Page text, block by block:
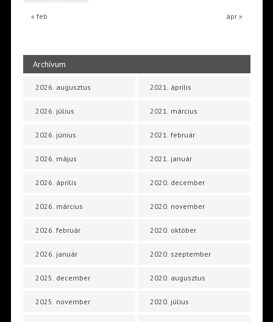
« feb ápr »
Archívum
2026. augusztus
2026. július
2026. június
2026. május
2026. április
2026. március
2026. február
2026. január
2025. december
2025. november
2021. április
2021. március
2021. február
2021. január
2020. december
2020. november
2020. október
2020. szeptember
2020. augusztus
2020. július